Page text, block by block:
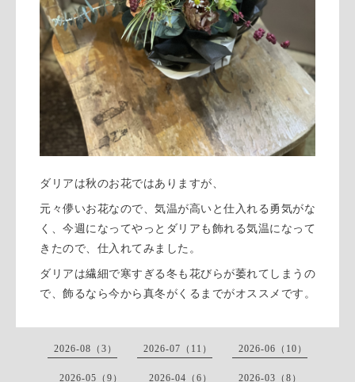
ダリアは秋のお花ではありますが、
元々儚いお花なので、気温が高いと仕入れる勇気がな
く、今週になってやっとダリアも飾れる気温になって
きたので、仕入れてみました。
ダリアは繊細で寒すぎる冬も花びらが萎れてしまうの
で、飾るなら今から真冬がくるまでがオススメです。
2026-08（3） 2026-07（11） 2026-06（10）
2026-05（9） 2026-04（6） 2026-03（8）